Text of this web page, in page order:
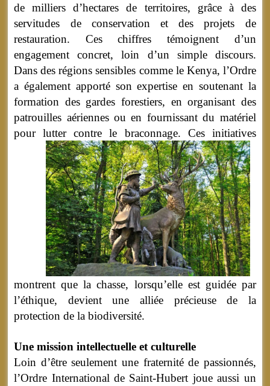
de milliers d’hectares de territoires, grâce à des
servitudes de conservation et des projets de
restauration. Ces chiffres témoignent d’un
engagement concret, loin d’un simple discours.
Dans des régions sensibles comme le Kenya, l’Ordre
a également apporté son expertise en soutenant la
formation des gardes forestiers, en organisant des
patrouilles aériennes ou en fournissant du matériel
pour lutter contre le braconnage. Ces initiatives
montrent que la chasse, lorsqu’elle est guidée par
l’éthique, devient une alliée précieuse de la
protection de la biodiversité.
Une mission intellectuelle et culturelle
Loin d’être seulement une fraternité de passionnés,
l’Ordre International de Saint-Hubert joue aussi un